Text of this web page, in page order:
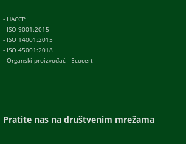
- HACCP
- ISO 9001:2015
- ISO 14001:2015
- ISO 45001:2018
- Organski proizvođač - Ecocert
Pratite nas na društvenim mrežama